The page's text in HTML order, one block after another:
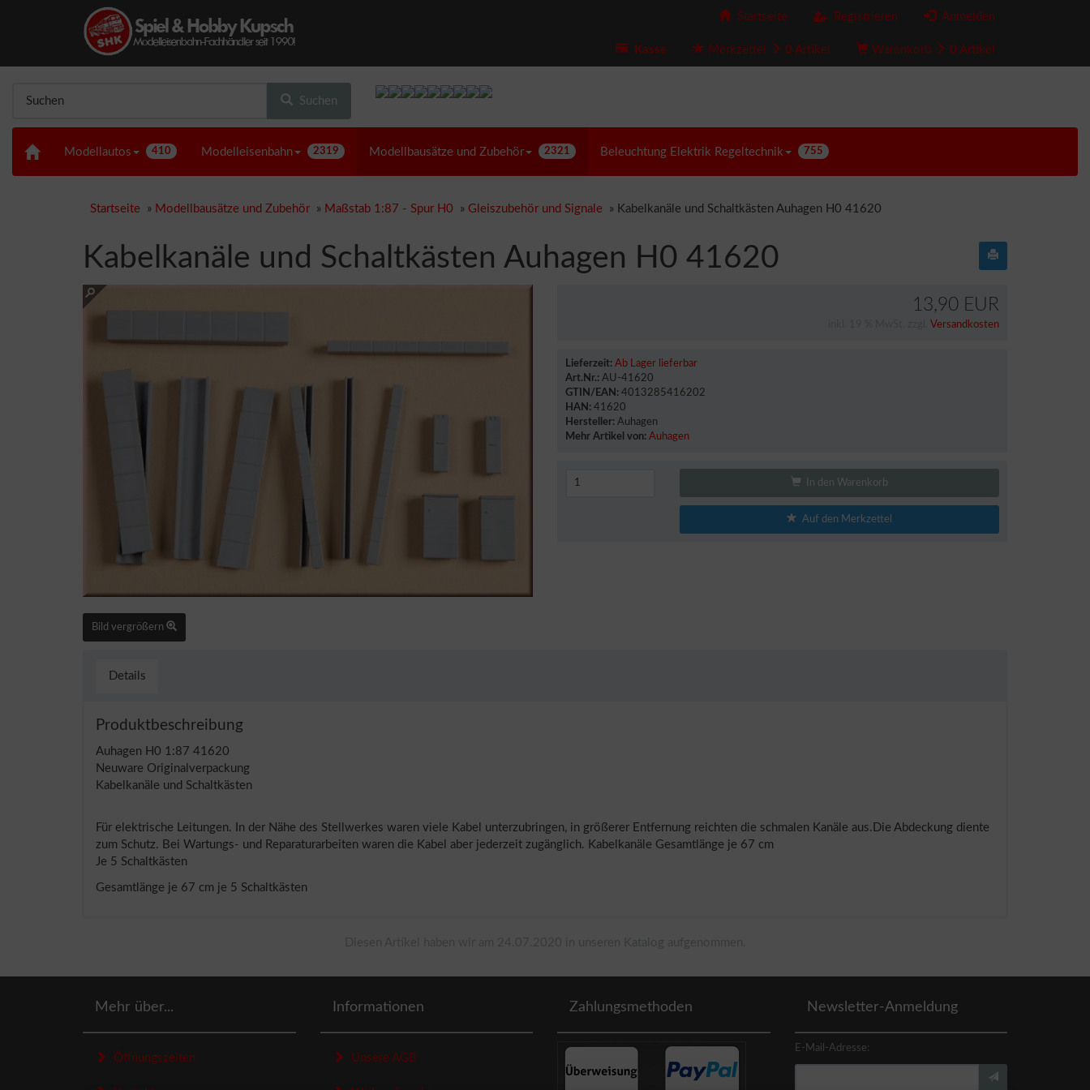
Startseite Registrieren Anmelden
Kasse Merkzettel 0 Artikel Warenkorb 0 Artikel
Suchen
Modellautos 410 Modelleisenbahn 2319 Modellbausätze und Zubehör 2321 Beleuchtung Elektrik Regeltechnik 755
Startseite » Modellbausätze und Zubehör » Maßstab 1:87 - Spur H0 » Gleiszubehör und Signale » Kabelkanäle und Schaltkästen Auhagen H0 41620
Kabelkanäle und Schaltkästen Auhagen H0 41620
Bild vergrößern
13,90 EUR
Versandkosten
Lieferzeit: Ab Lager lieferbar
Art.Nr.: AU-41620
GTIN/EAN: 4013285416202
HAN: 41620
Hersteller: Auhagen
Mehr Artikel von: Auhagen
In den Warenkorb
Auf den Merkzettel
Details
Produktbeschreibung
Auhagen H0 1:87 41620
Neuware Originalverpackung
Kabelkanäle und Schaltkästen
Für elektrische Leitungen. In der Nähe des Stellwerkes waren viele Kabel unterzubringen, in größerer Entfernung reichten die schmalen Kanäle aus.Die Abdeckung diente
zum Schutz. Bei Wartungs- und Reparaturarbeiten waren die Kabel aber jederzeit zugänglich. Kabelkanäle Gesamtlänge je 67 cm
Je 5 Schaltkästen
Gesamtlänge je 67 cm je 5 Schaltkästen
Mehr über...
Öffnungszeiten
Informationen
Unsere AGB
Zahlungsmethoden Newsletter-Anmeldung
E-Mail-Adresse: